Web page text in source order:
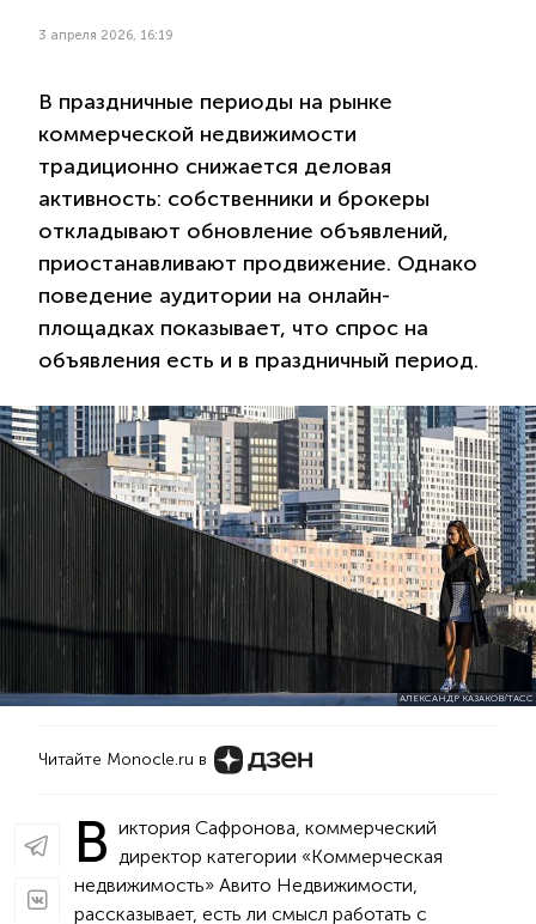
3 апреля 2026, 16:19
В праздничные периоды на рынке
коммерческой недвижимости
традиционно снижается деловая
активность: собственники и брокеры
откладывают обновление объявлений,
приостанавливают продвижение. Однако
поведение аудитории на онлайн-
площадках показывает, что спрос на
объявления есть и в праздничный период.
АЛЕКСАНДР КАЗАКОВ/ТАСС
Читайте Monocle.ru в
В иктория Сафронова, коммерческий
директор категории «Коммерческая
недвижимость» Авито Недвижимости,
рассказывает, есть ли смысл работать с